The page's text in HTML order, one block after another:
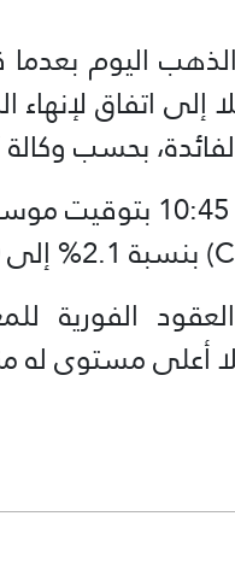
اليوم بعدما
إلى اتفاق
بحسب وكالة
وبحلول الساعة
أعلى مستوى له